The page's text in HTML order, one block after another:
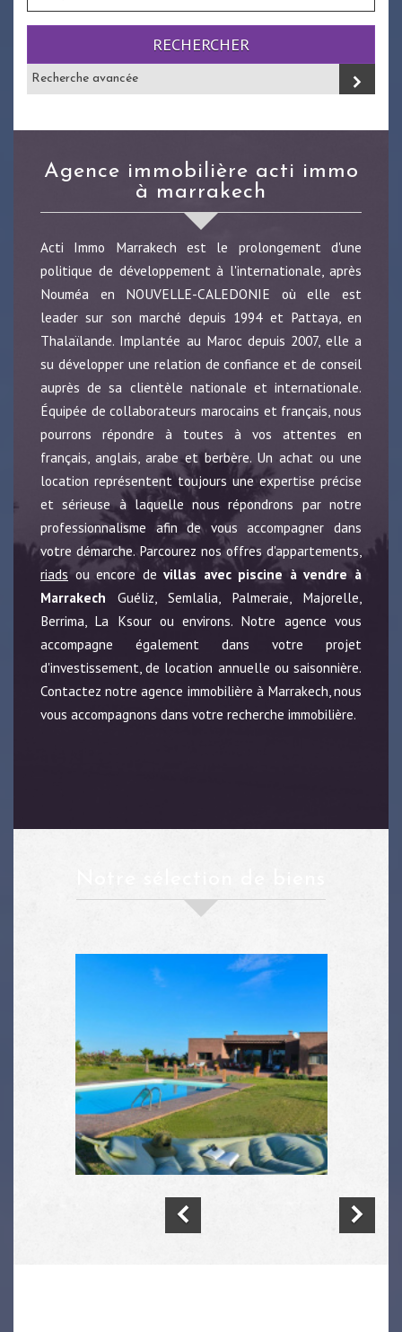
RECHERCHER
Recherche avancée
agence immobilière acti immo
à marrakech
Acti Immo Marrakech est le prolongement d'une
politique de développement à l'internationale, après
Nouméa en NOUVELLE-CALEDONIE où elle est
leader sur son marché depuis 1994 et Pattaya, en
Thalaïlande. Implantée au Maroc depuis 2007, elle a
su développer une relation de confiance et de conseil
auprès de sa clientèle nationale et internationale.
Équipée de collaborateurs marocains et français, nous
pourrons répondre à toutes à vos attentes en
français, anglais, arabe et berbère. Un achat ou une
location représentent toujours une expertise précise
et sérieuse à laquelle nous répondrons par notre
professionnalisme afin de vous accompagner dans
votre démarche. Parcourez nos offres d'appartements,
riads ou encore devillas avec piscine à vendre à
Marrakech Guéliz, Semlalia, Palmeraie, Majorelle,
Berrima, La Ksour ou environs. Notre agence vous
accompagne également dans votre projet
d'investissement, de location annuelle ou saisonnière.
Contactez notre agence immobilière à Marrakech, nous
vous accompagnons dans votre recherche immobilière.